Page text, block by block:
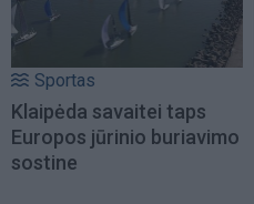
Sportas
Klaipėda savaitei taps
Europos jūrinio buriavimo
sostine